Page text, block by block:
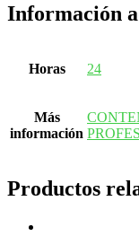
Información
Horas 24
Más
información
Productos